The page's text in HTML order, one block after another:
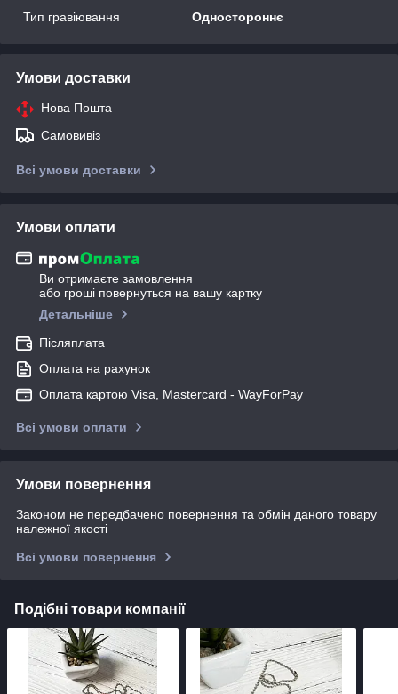
Тип гравіювання
Одностороннє
Умови доставки
Нова Пошта
Самовивіз
Всі умови доставки
Умови оплати
Ви отримаєте замовлення
або гроші повернуться на вашу картку
Детальніше
Післяплата
Оплата на рахунок
Оплата картою Visa, Mastercard - WayForPay
Всі умови оплати
Умови повернення
Законом не передбачено повернення та обмін даного товару
належної якості
Всі умови повернення
Подібні товари компанії